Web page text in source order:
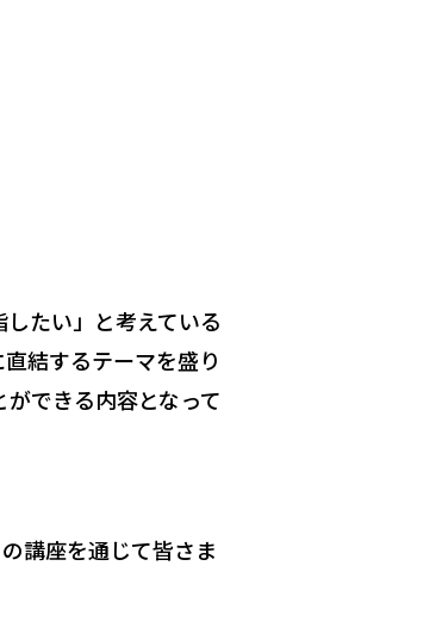
たい」と考えている
結するテーマを盛り
できる内容となって
講座を通じて皆さま